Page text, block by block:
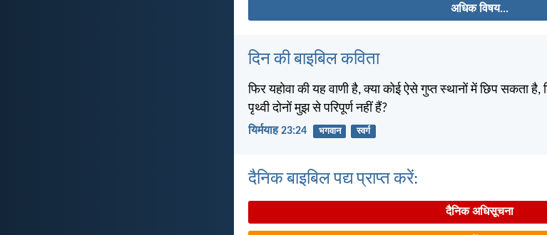
अधिक विषय...
दिन की बाइबिल कविता
फिर यहोवा की यह वाणी है, क्या कोई ऐसे गुप्त स्थानों में छिप सकता
पृथ्वी दोनों मुझ से परिपूर्ण नहीं हैं?
यिर्मयाह 23:24 भगवान स्वर्ग
दैनिक बाइबिल पद्य प्राप्त करें:
दैनिक अधिसूचना